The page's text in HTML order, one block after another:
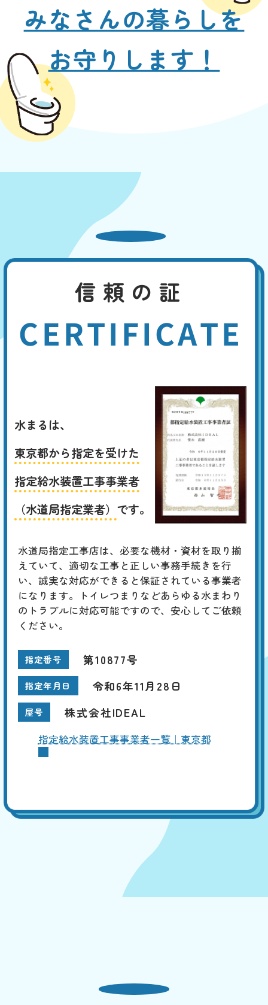
みなさんの暮らしを
お守りします！
信頼の証
CERTIFICATE
水まるは、
東京都から指定を受けた
指定給水装置工事事業者
（水道局指定業者） です。
水道局指定工事店は、必要な機材・資材を取り揃
えていて、適切な工事と正しい事務手続きを行
い、誠実な対応ができると保証されている事業者
になります。トイレつまりなどあらゆる水まわり
のトラブルに対応可能ですので、安心してご依頼
ください。
指定番号 第10877号
指定年月日 令和6年11月28日
屋号 株式会社IDEAL
指定給水装置工事事業者一覧｜東京都